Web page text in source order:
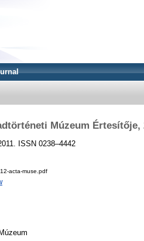
Múzeum Értesítője,
ISSN 0238–4442
acta-muse.pdf